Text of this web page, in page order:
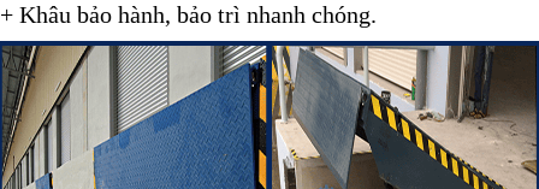
+ Khâu bảo hành, bảo trì nhanh chóng.